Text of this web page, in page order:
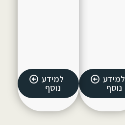
למידע
נוסף
למידע
נוסף